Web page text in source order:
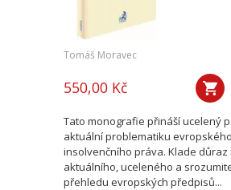
Tomáš Moravec
550,00 Kč
Tato monografie přináší ucelený
aktuální problematiku evropského
insolvenčního práva. Klade
aktuálního, uceleného a
přehledu evropských předpisů...